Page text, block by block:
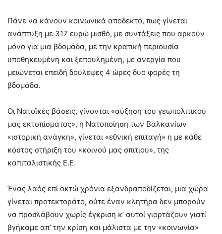
Πάνε να κάνουν κοινωνικά αποδεκτό, πως γίνεται
ανάπτυξη με 317 ευρώ μισθό, με συντάξεις που αρκούν
μόνο για μια βδομάδα, με την κρατική περιουσία
υποθηκευμένη και ξεπουλημένη, με ανεργία που
μειώνεται επειδή δούλεψες 4 ώρες δυο φορές τη
βδομάδα.
Οι Νατοϊκές βάσεις, γίνονται «αύξηση του γεωπολιτικού
μας εκτοπίσματος», η Νατοποίηση των Βαλκανίων
«ιστορική ανάγκη», γίνεται «εθνική επιταγή» η με κάθε
κόστος στήριξη του «κοινού μας σπιτιού», της
καπιταλιστικής Ε.Ε.
Ένας λαός επί οκτώ χρόνια εξανδραποδίζεται, μια χώρα
γίνεται προτεκτοράτο, ούτε έναν κλητήρα δεν μπορούν
να προσλάβουν χωρίς έγκριση κ’ αυτοί γιορτάζουν γιατί
βγήκαμε απ’ την κρίση και μάλιστα με την «κοινωνία»